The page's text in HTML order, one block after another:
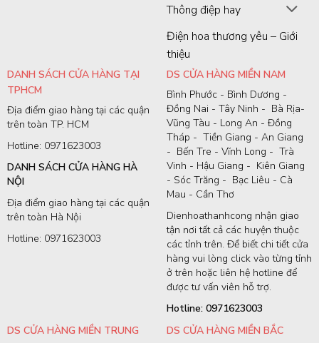
Thông điệp hay
Điện hoa thương yêu – Giới
thiệu
DANH SÁCH CỬA HÀNG TẠI
TPHCM
Địa điểm giao hàng tại các quận
trên toàn TP. HCM
Hotline: 0971623003
DANH SÁCH CỬA HÀNG HÀ
NỘI
Địa điểm giao hàng tại các quận
trên toàn Hà Nội
Hotline: 0971623003
DS CỬA HÀNG MIỀN NAM
Bình Phước - Bình Dương -
Đồng Nai - Tây Ninh - Bà Rịa-
Vũng Tàu - Long An - Đồng
Tháp - Tiền Giang - An Giang
- Bến Tre - Vĩnh Long - Trà
Vinh - Hậu Giang - Kiên Giang
- Sóc Trăng - Bạc Liêu - Cà
Mau - Cần Thơ
Dienhoathanhcong nhận giao
tận nơi tất cả các huyện thuộc
các tỉnh trên. Để biết chi tiết cửa
hàng vui lòng click vào từng tỉnh
ở trên hoặc liên hệ hotline để
được tư vấn viên hỗ trợ.
Hotline: 0971623003
DS CỬA HÀNG MIỀN TRUNG
DS CỬA HÀNG MIỀN BẮC